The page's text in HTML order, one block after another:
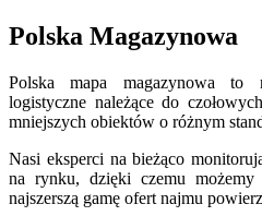
Polska Magazynowa
Polska mapa magazynowa to
logistyczne należące do
mniejszych obiektów o różnym
Nasi eksperci na bieżąco
na rynku, dzięki czemu możemy
najszerszą gamę ofert najmu